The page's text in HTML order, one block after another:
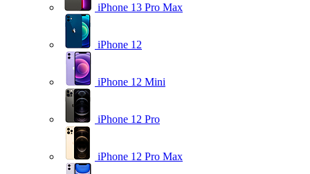
iPhone 13 Pro Max
iPhone 12
iPhone 12 Mini
iPhone 12 Pro
iPhone 12 Pro Max